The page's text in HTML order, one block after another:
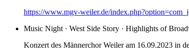
https://www.mgv-weiler.de/
Music Night · West Side Story · Highlights of
Konzert des Männerchor Weiler am 16.09.2023 in